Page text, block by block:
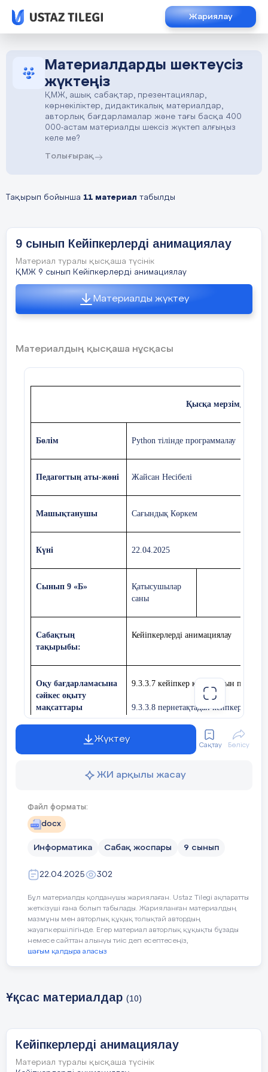
Жариялау
Материалдарды шектеусіз
жүктеңіз
ҚМЖ, ашық сабақтар, презентациялар,
көрнекіліктер, дидактикалық материалдар,
авторлық бағдарламалар және тағы басқа 400
000-астам материалды шексіз жүктеп алғыңыз
келе ме?
Толығырақ
Тақырып бойынша 11 материал табылды
9 сынып Кейіпкерлерді анимациялау
Материал туралы қысқаша түсінік
ҚМЖ 9 сынып Кейіпкерлерді анимациялау
Материалды жүктеу
Материалдың қысқаша нұсқасы
Қысқа мерзімді
Бөлім Python тілінде программалау
Педагогтың аты-жөні Жайсан Несібелі
Машықтанушы Сағындық Көркем
Күні 22.04.2025
Сынып 9 «Б»
Қатысушылар
саны
Сабақтың
тақырыбы:
Кейіпкерлерді анимациялау
Оқу бағдарламасына
сәйкес оқыту
мақсаттары
9.3.3.7 кейіпкер қозғалысын
9.3.3.8 пернетақтадан кейпкерді
Құндылықтар
қызығушылық таныту;
-еңбек және қоғамдық және табысты
Сабақтың барысы:
Сабақтың
кезені/
уақыт
Педагогтың әрекеті
Жүктеу
Сақтау Бөлісу
ЖИ арқылы жасау
Файл форматы:
docx
Информатика Сабақ жоспары 9 сынып
22.04.2025 302
Бұл материалды қолданушы жариялаған. Ustaz Tilegi ақпаратты
жеткізуші ғана болып табылады. Жарияланған материалдың
мазмұны мен авторлық құқық толықтай автордың
жауапкершілігінде. Егер материал авторлық құқықты бұзады
немесе сайттан алынуы тиіс деп есептесеңіз,
шағым қалдыра аласыз
Ұқсас материалдар (10)
Кейіпкерлерді анимациялау
Материал туралы қысқаша түсінік